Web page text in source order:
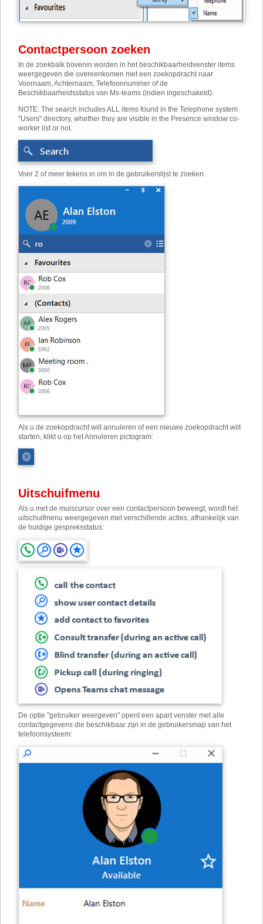
Contactpersoon zoeken
In de zoekbalk bovenin worden in het beschikbaarheidvenster items
weergegeven die overeenkomen met een zoekopdracht naar
Voornaam, Achternaam, Telefoonnummer of de
Beschikbaarheidsstatus van Ms-teams (indien ingeschakeld).
NOTE: The search includes ALL items found in the Telephone system
"Users" directory, whether they are visible in the Presence window co-
worker list or not.
Voer 2 of meer tekens in om in de gebruikerslijst te zoeken.
Als u de zoekopdracht wilt annuleren of een nieuwe zoekopdracht wilt
starten, klikt u op het Annuleren pictogram:
Uitschuifmenu
Als u met de muiscursor over een contactpersoon beweegt, wordt het
uitschuifmenu weergegeven met verschillende acties, afhankelijk van
de huidige gespreksstatus:
De optie "gebruiker weergeven" opent een apart venster met alle
contactgegevens die beschikbaar zijn in de gebruikersmap van het
telefoonsysteem: